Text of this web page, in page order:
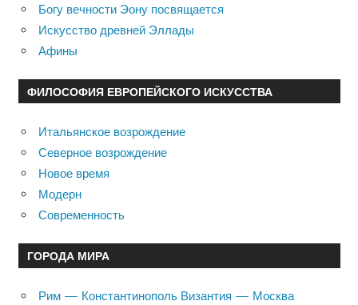
Богу вечности Эону посвящается
Искусство древней Эллады
Афины
ФИЛОСОФИЯ ЕВРОПЕЙСКОГО ИСКУССТВА
Итальянское возрождение
Северное возрождение
Новое время
Модерн
Современность
ГОРОДА МИРА
Рим — Константинополь Византия — Москва